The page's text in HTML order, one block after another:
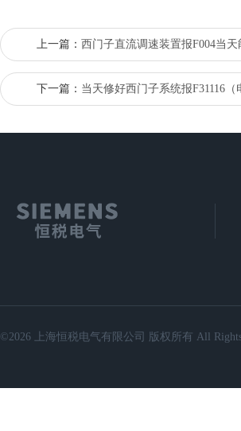
上一篇： 西门子直流调速装置报F004当
下一篇： 当天修好西门子系统报F31116（
©2026 上海恒税电气有限公司 版权所有 All Rights